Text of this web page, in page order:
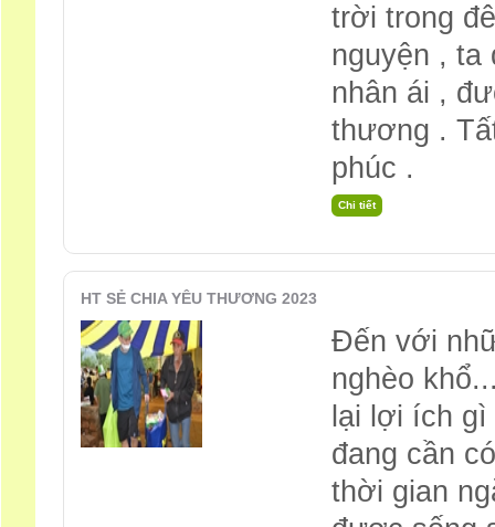
trời trong
nguyện , ta
nhân ái ,
thương .
phúc .
HT SẺ CHIA YÊU THƯƠNG 2023
Đến với
nghèo
lại lợi ích
đang cần
thời gian